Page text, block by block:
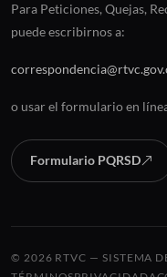
Para Peticiones, Quejas,
puede escribirnos a:
o usar el formulario en
Formulario PQRSD
© 2026 RTVC — SISTEMA